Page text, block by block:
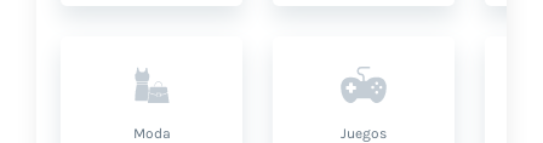
Moda Juegos